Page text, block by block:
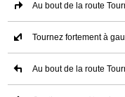
Au bout de la route
Tournez fortement à
Au bout de la route